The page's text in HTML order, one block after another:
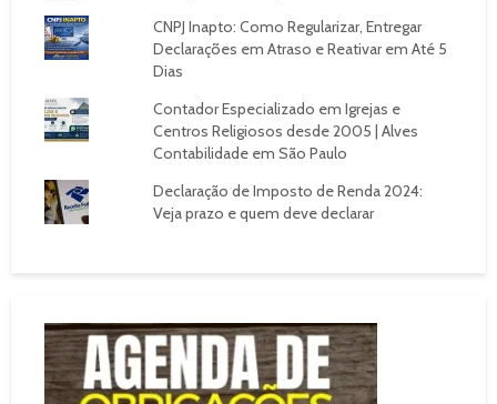
CNPJ Inapto: Como Regularizar, Entregar
Declarações em Atraso e Reativar em Até 5
Dias
Contador Especializado em Igrejas e
Centros Religiosos desde 2005 | Alves
Contabilidade em São Paulo
Declaração de Imposto de Renda 2024:
Veja prazo e quem deve declarar